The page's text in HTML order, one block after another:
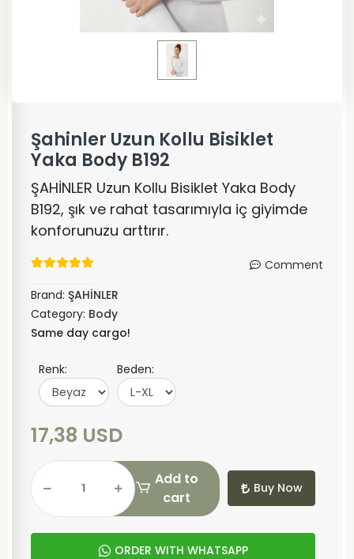
Şahinler Uzun Kollu Bisiklet
Yaka Body B192
ŞAHİNLER Uzun Kollu Bisiklet Yaka Body
B192, şık ve rahat tasarımıyla iç giyimde
konforunuzu arttırır.
Comment
Brand: ŞAHİNLER
Category: Body
Same day cargo!
Renk: Beden:
17,38 USD
Add to
cart
Buy Now
ORDER WITH WHATSAPP